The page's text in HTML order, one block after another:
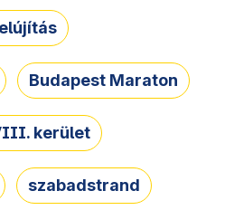
Budapest Maraton
kerület
szabadstrand